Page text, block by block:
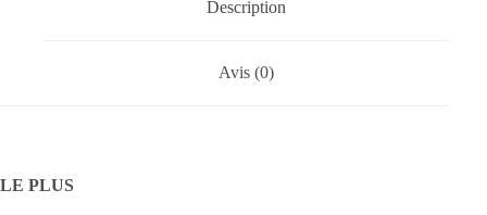
Description
Avis (0)
LE PLUS